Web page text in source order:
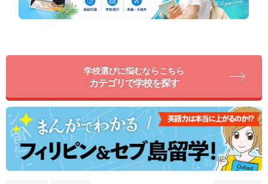
学校選びに悩むならこちら
カテゴリで学校を探す